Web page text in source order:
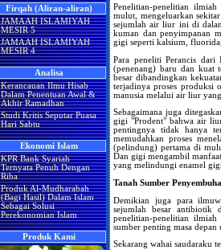
Firqah (Aliran-aliran)
JAMAAH ISLAMIYAH
MESIR 5
JAMAAH ISLAMIYAH
MESIR 4
Analisa
Kerancauan Ilmu Hisab
Dalam Penentuan Awal &
Akhir Ramadhan
Studi Kritis Seputar Puasa
Hari Sabtu
Ekonomi Islam
KPR Bank Syariah
Ternyata Penuh Dengan
Riba
Produk Al-Mudharabah
(Bagi Hasil) Dalam Islam
Sebagai Solusi
Perekonomian Islam
Produk Kami
Penelitian-penelitian
mulut, mengeluarkan
sejumlah air liur ini di
kuman dan penyimpanan
gigi seperti kalsium,
Para peneliti Perancis dari
(penenang) baru dan kuat
besar dibandingkan
terjadinya proses produksi
manusia melalui air liur
Sebagaimana juga
gigi "Prodent" bahwa air
pentingnya tidak hanya
memudahkan proses
(pelindung) pertama di
Dan gigi mengambil
yang melindungi enamel
Tanah Sumber
Demikian juga para
sejumlah besar
penelitian-penelitian
sumber penting masa depan
Sekarang wahai saudaraku